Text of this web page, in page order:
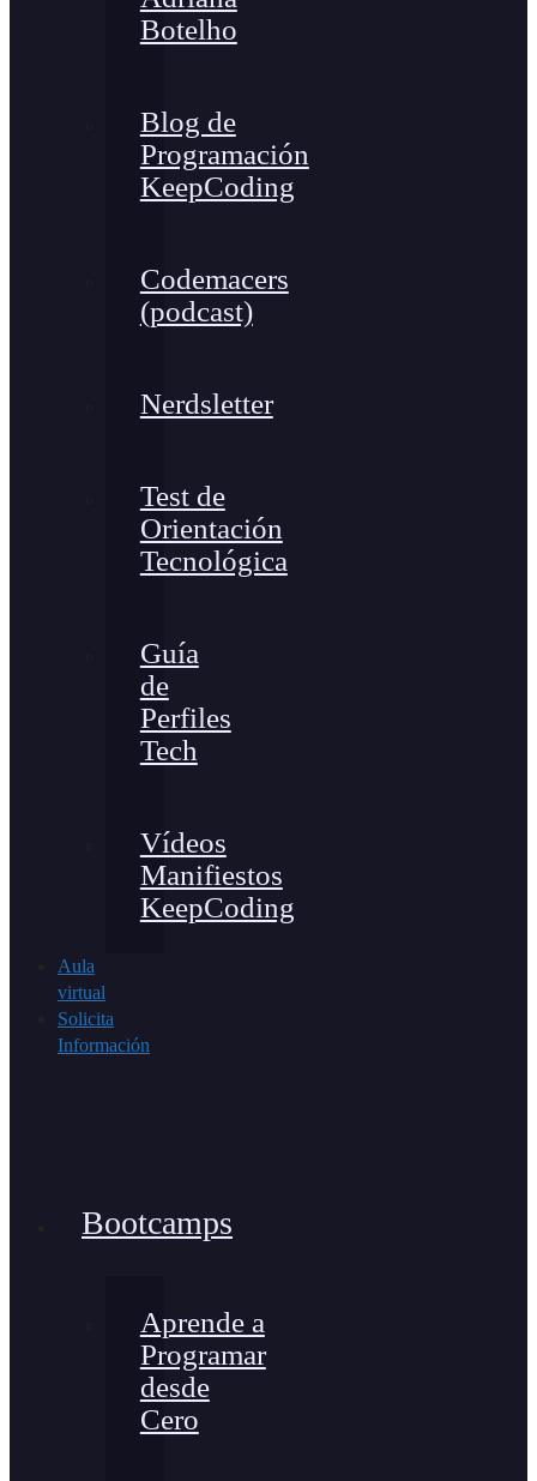
Botelho
Blog de
Programación
KeepCoding
Codemacers
(podcast)
Nerdsletter
Test de
Orientación
Tecnológica
Guía
de
Perfiles
Tech
Vídeos
Manifiestos
KeepCoding
Aula
virtual
Solicita
Información
Bootcamps
Aprende a
Programar
desde
Cero